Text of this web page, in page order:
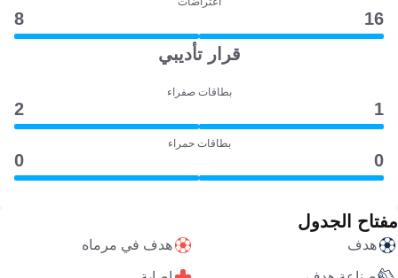
16
8
قرار تأديبي
بطاقات صفراء
1
2
بطاقات حمراء
0
0
مفتاح الجدول
هدف هدف في مرماه